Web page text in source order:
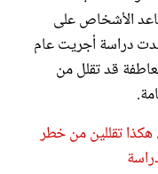
الأشخاص على
دراسة أجريت عام
العاطفة قد تقلل من
تقللين من خطر